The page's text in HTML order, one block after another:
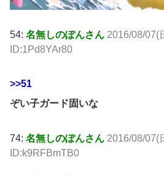
54: 名無しのぽんさん 2016/08/07(
ID:1Pd8YAr80
>>51
ぞい子ガード固いな
74: 名無しのぽんさん 2016/08/07(
ID:k9RFBmTB0